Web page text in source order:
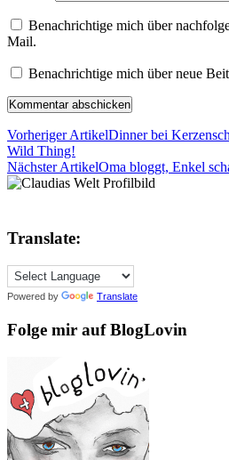
Benachrichtige mich über
Mail.
Benachrichtige mich über neue
Vorheriger ArtikelDinner bei
Wild Thing!
Nächster ArtikelOma bloggt, Enkel
Translate:
Powered by Translate
Folge mir auf BlogLovin